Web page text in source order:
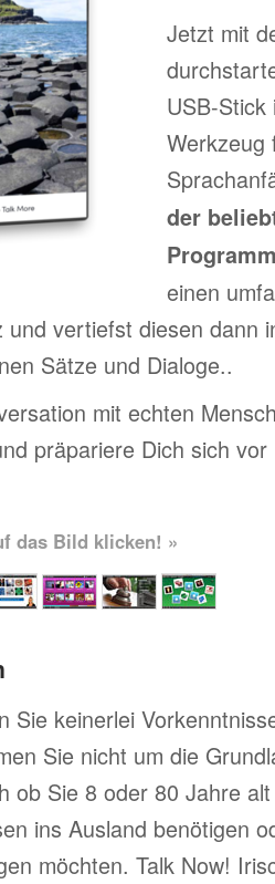
Jetzt mit
USB-
Werkzeug
der
einen
und vertiefst diesen dann
Sätze und Dialoge..
mit echten
präpariere Dich sich
das Bild klicken! »
Sie keinerlei
Sie nicht um die
ob Sie 8 oder 80 Jahre
ins Ausland benötigen
möchten. Talk Now!